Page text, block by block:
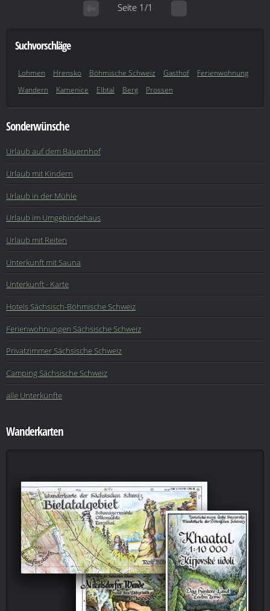
Seite 1/1
Suchvorschläge
Lohmen Hrensko Böhmische Schweiz Gasthof
Ferienwohnung
Wandern
Kamenice Elbtal Berg Prossen
Sonderwünsche
Urlaub auf dem Bauernhof
Urlaub mit Kindern
Urlaub in der Mühle
Urlaub im Umgebindehaus
Urlaub mit Reiten
Unterkunft mit Sauna
Unterkunft - Karte
Hotels Sächsisch-Böhmische Schweiz
Ferienwohnungen Sächsische Schweiz
Privatzimmer Sächsische Schweiz
Camping Sächsische Schweiz
alle Unterkünfte
Wanderkarten